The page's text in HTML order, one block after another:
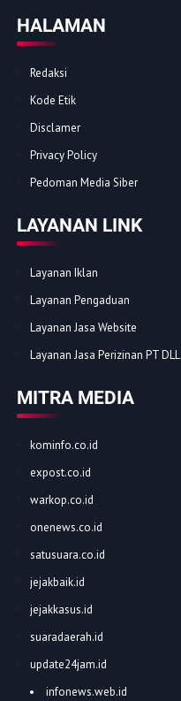
HALAMAN
Redaksi
Kode Etik
Disclamer
Privacy Policy
Pedoman Media Siber
LAYANAN LINK
Layanan Iklan
Layanan Pengaduan
Layanan Jasa Website
Layanan Jasa Perizinan PT DLL
MITRA MEDIA
kominfo.co.id
expost.co.id
warkop.co.id
onenews.co.id
satusuara.co.id
jejakbaik.id
jejakkasus.id
suaradaerah.id
update24jam.id
infonews.web.id